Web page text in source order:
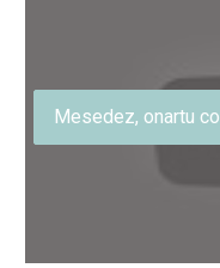
Mesedez, onartu